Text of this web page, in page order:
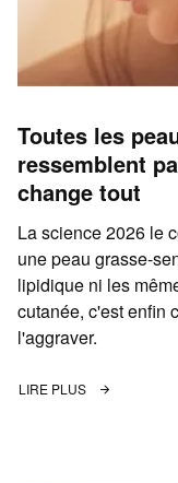
Toutes les
ressemblent
change tout
La science 2026 le
une peau grasse-
lipidique ni les
cutanée, c'est enfin
l'aggraver.
LIRE PLUS